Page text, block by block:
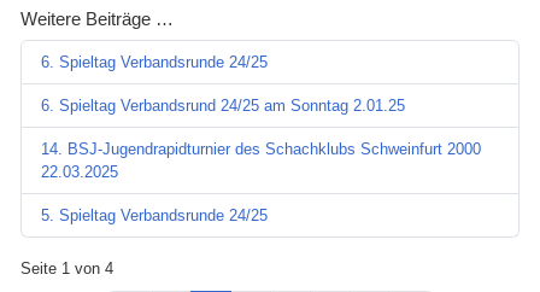
Weitere Beiträge …
6. Spieltag Verbandsrunde 24/25
6. Spieltag Verbandsrund 24/25 am Sonntag 2.01.25
14. BSJ-Jugendrapidturnier des Schachklubs Schweinfurt 2000
22.03.2025
5. Spieltag Verbandsrunde 24/25
Seite 1 von 4